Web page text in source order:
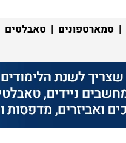
| סמארטפונים | טאבלטים